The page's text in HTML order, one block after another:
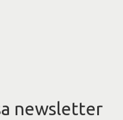
newsletter